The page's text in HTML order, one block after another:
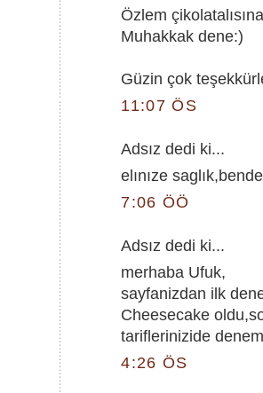
Özlem
Muhakkak dene:)
Güzin çok
11:07 ÖS
Adsız dedi ki...
elınıze
7:06 ÖÖ
Adsız dedi ki...
merhaba Ufuk,
sayfanizdan ilk
Cheesecake
tariflerinizide
4:26 ÖS